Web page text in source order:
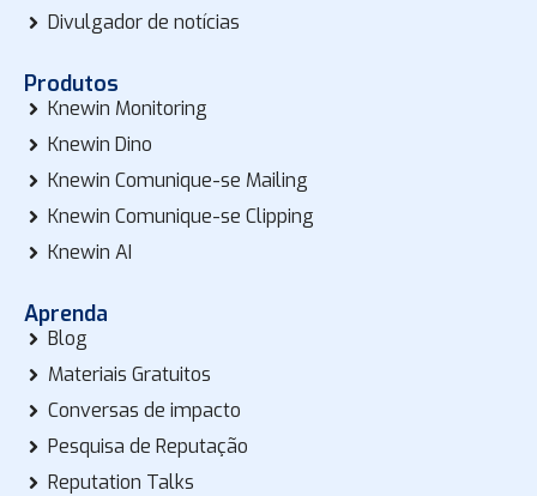
Divulgador de notícias
Produtos
Knewin Monitoring
Knewin Dino
Knewin Comunique-se Mailing
Knewin Comunique-se Clipping
Knewin AI
Aprenda
Blog
Materiais Gratuitos
Conversas de impacto
Pesquisa de Reputação
Reputation Talks